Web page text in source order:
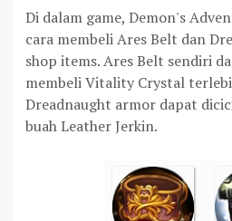
Di dalam game, Demon's
cara membeli Ares Belt dan
shop items. Ares Belt sendiri
membeli Vitality Crystal
Dreadnaught armor dapat
buah Leather Jerkin.